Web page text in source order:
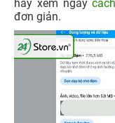
hãy xem ngay
đơn giản.